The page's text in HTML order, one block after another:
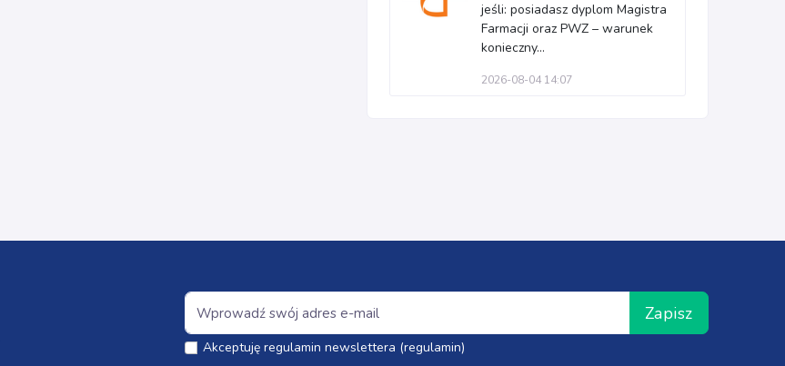
jeśli: posiadasz dyplom Magistra
Farmacji oraz PWZ – warunek
konieczny...
2026-08-04 14:07
Zapisz
Akceptuję regulamin newslettera (regulamin)